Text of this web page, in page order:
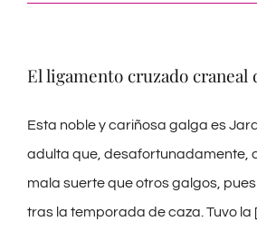
El ligamento cruzado craneal
Esta noble y cariñosa galga es
adulta que, desafortunadamente,
mala suerte que otros galgos,
tras la temporada de caza. Tuvo la